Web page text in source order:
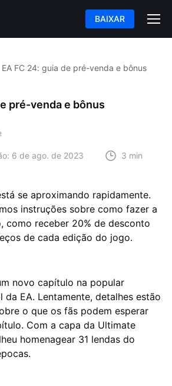
BAIXAR
EA FC 24: guia de pré-venda e bônus
pré-venda e bônus
6 de ago. de 2023 3 min
se aproximando rapidamente.
instruções sobre como fazer a
como receber 20% de desconto
de cada edição do jogo.
novo capítulo na popular
EA. Lentamente, detalhes estão
o que os fãs podem esperar
Com a capa da Ultimate
homenagear 31 lendas do